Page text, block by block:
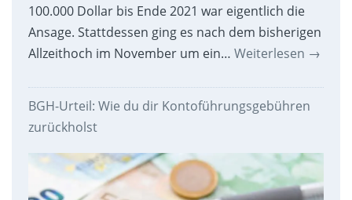
100.000 Dollar bis Ende 2021 war eigentlich die
Ansage. Stattdessen ging es nach dem bisherigen
Allzeithoch im November um ein… Weiterlesen →
BGH-Urteil: Wie du dir Kontoführungsgebühren
zurückholst